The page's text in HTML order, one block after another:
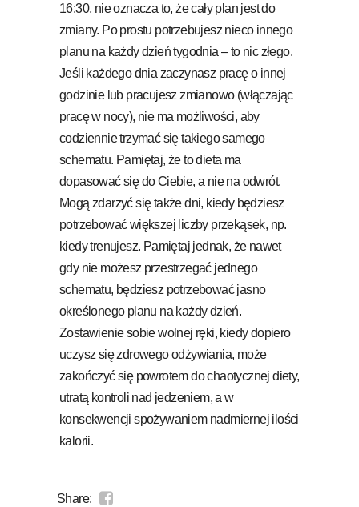
16:30, nie oznacza to, że cały plan jest do
zmiany. Po prostu potrzebujesz nieco innego
planu na każdy dzień tygodnia – to nic złego.
Jeśli każdego dnia zaczynasz pracę o innej
godzinie lub pracujesz zmianowo (włączając
pracę w nocy), nie ma możliwości, aby
codziennie trzymać się takiego samego
schematu. Pamiętaj, że to dieta ma
dopasować się do Ciebie, a nie na odwrót.
Mogą zdarzyć się także dni, kiedy będziesz
potrzebować większej liczby przekąsek, np.
kiedy trenujesz. Pamiętaj jednak, że nawet
gdy nie możesz przestrzegać jednego
schematu, będziesz potrzebować jasno
określonego planu na każdy dzień.
Zostawienie sobie wolnej ręki, kiedy dopiero
uczysz się zdrowego odżywiania, może
zakończyć się powrotem do chaotycznej diety,
utratą kontroli nad jedzeniem, a w
konsekwencji spożywaniem nadmiernej ilości
kalorii.
Share: